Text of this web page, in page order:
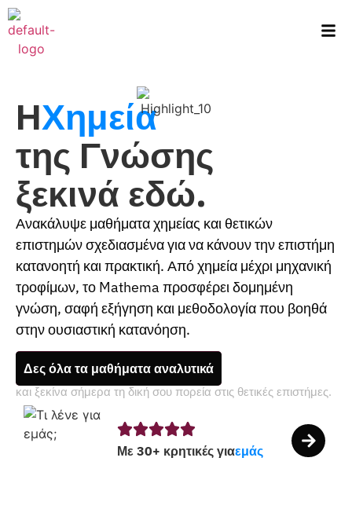
ΗΧημεία
της Γνώσης
ξεκινά εδώ.
Ανακάλυψε μαθήματα χημείας και θετικών
επιστημών σχεδιασμένα για να κάνουν την επιστήμη
κατανοητή και πρακτική. Από χημεία μέχρι μηχανική
τροφίμων, το Mathema προσφέρει δομημένη
γνώση, σαφή εξήγηση και μεθοδολογία που βοηθά
στην ουσιαστική κατανόηση.
Δες όλα τα μαθήματα αναλυτικά
και ξεκίνα σήμερα τη δική σου πορεία στις θετικές επιστήμες.
Με 30+ κρητικές γιαεμάς